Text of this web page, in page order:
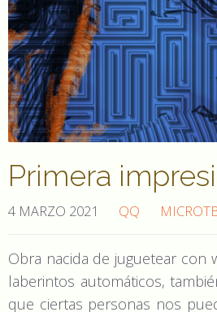
Primera
4 MARZO 2021 QQ
Obra nacida de juguetear con
laberintos automáticos,
que ciertas personas nos